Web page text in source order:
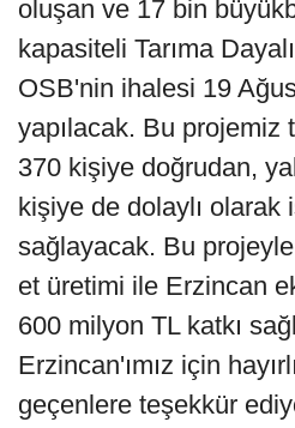
oluşan ve 17 bin
kapasiteli Tarıma
OSB'nin ihalesi 19
yapılacak. Bu projemiz
370 kişiye doğrudan,
kişiye de dolaylı olarak
sağlayacak. Bu
et üretimi ile Erzincan
600 milyon TL katkı
Erzincan'ımız için
geçenlere teşekkür